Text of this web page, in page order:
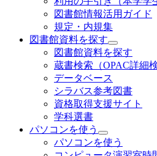
図書館情報活用ガイド
規定・内規集
図書館資料を探す
図書館資料を探す
蔵書検索（OPAC詳細検
データベース
シラバス参考図書
資格取得支援サイト
学科選書
パソコンを使う
パソコンを使う